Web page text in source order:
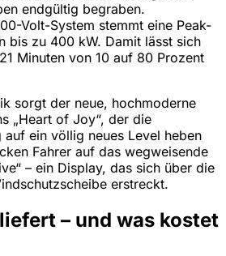
endgültig begraben.
Volt-System stemmt eine Peak-
bis zu 400 kW. Damit lässt sich
Minuten von 10 auf 80 Prozent
sorgt der neue, hochmoderne
„Heart of Joy“, der die
auf ein völlig neues Level heben
Fahrer auf das wegweisende
– ein Display, das sich über die
erstreckt.
– und was kostet